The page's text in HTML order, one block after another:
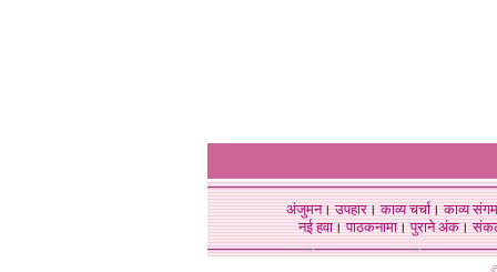
अंजुमन।उपहार।काव्य चर्चा।काव्य संगम
नई हवा। पाठकनामा। पुराने अंक।